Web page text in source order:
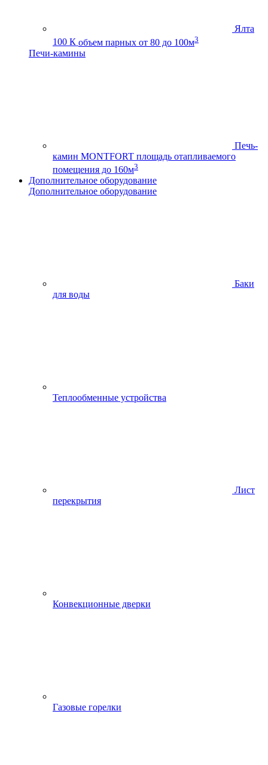
Ялта
100 К объем парных от 80 до 100м3
Печи-камины
Печь-
камин MONTFORT площадь отапливаемого
помещения до 160м3
Дополнительное оборудование
Дополнительное оборудование
Баки
для воды
Теплообменные устройства
Лист
перекрытия
Конвекционные дверки
Газовые горелки